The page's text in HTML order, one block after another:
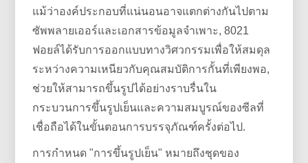
แม้ว่าองค์ประกอบที่แน่นอนอาจแตกต่างกันไปตาม
ซัพพลายเออร์และเอกสารข้อมูลจำเพาะ, 8021
ฟอยล์ได้รับการออกแบบทางวิศวกรรมเพื่อให้สมดุล
ระหว่างความเหนียวกับคุณสมบัติการกั้นที่เพียงพอ,
ช่วยให้สามารถขึ้นรูปได้อย่างราบรื่นใน
กระบวนการขึ้นรูปเย็นและความสมบูรณ์ของซีลที่
เชื่อถือได้ในขั้นตอนการบรรจุภัณฑ์ครั้งต่อไป.
การกำหนด "การขึ้นรูปเย็น" หมายถึงชุดของ